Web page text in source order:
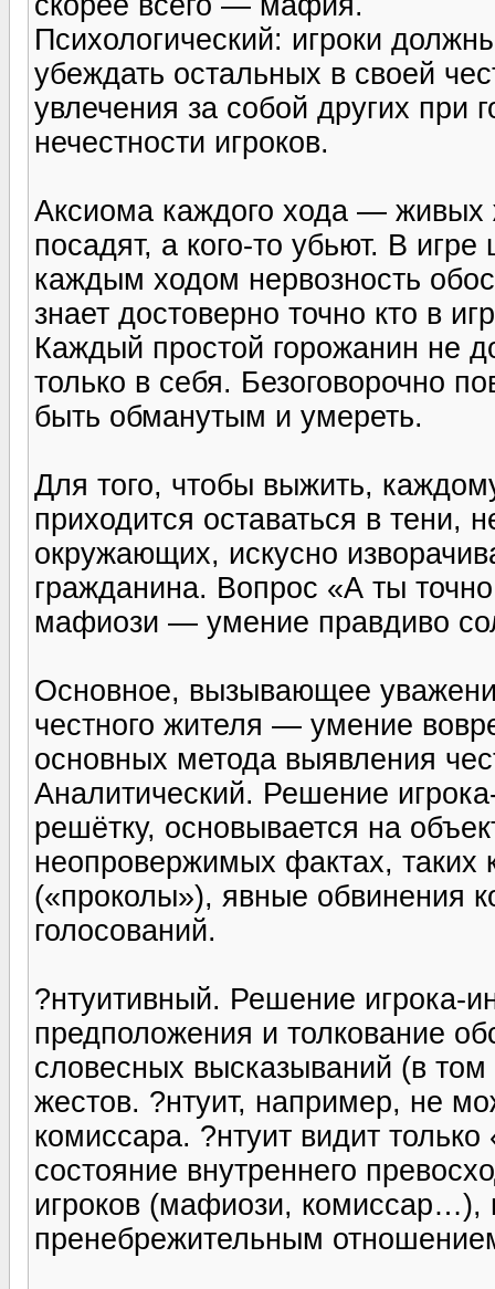
Психологический: игроки
убеждать остальных в своей
увлечения за собой других при
нечестности игроков.
Аксиома каждого хода — живых
посадят, а кого-то убьют. В
каждым ходом нервозность
знает достоверно точно кто в
Каждый простой горожанин не
только в себя. Безоговорочно
быть обманутым и умереть.
Для того, чтобы выжить,
приходится оставаться в тени,
окружающих, искусно
гражданина. Вопрос «А ты
мафиози — умение правдиво
Основное, вызывающее
честного жителя — умение
основных метода выявления
Аналитический. Решение
решётку, основывается на
неопровержимых фактах, таких
(«проколы»), явные обвинения
голосований.
?нтуитивный. Решение игрока-
предположения и толкование
словесных высказываний (в
жестов. ?нтуит, например, не
комиссара. ?нтуит видит
состояние внутреннего
игроков (мафиози,
пренебрежительным